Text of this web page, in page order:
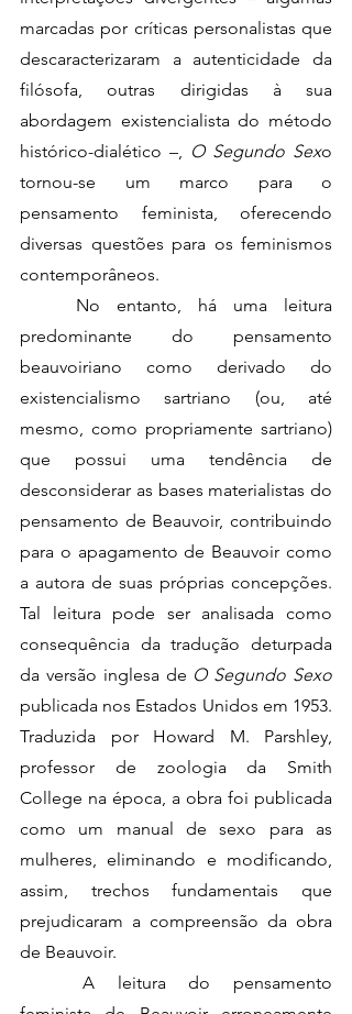
marcadas por críticas personalistas que
descaracterizaram a autenticidade da
filósofa, outras dirigidas à sua
abordagem existencialista do método
histórico-dialético –,
O Segundo Sexo
tornou-se um marco para o
pensamento feminista, oferecendo
diversas questões para os feminismos
contemporâneos.
predominante do pensamento
beauvoiriano como derivado do
existencialismo sartriano (ou, até
mesmo, como propriamente sartriano)
que possui uma tendência de
desconsiderar as bases materialistas do
pensamento de Beauvoir, contribuindo
para o apagamento de Beauvoir como
a autora de suas próprias concepções.
Tal leitura pode ser analisada como
consequência da tradução deturpada
da versão inglesa de O Segundo Sexo
publicada nos Estados Unidos em 1953.
Traduzida por Howard M. Parshley,
professor de zoologia da Smith
College na época, a obra foi publicada
como um manual de sexo para as
mulheres, eliminando e modificando,
assim, trechos fundamentais que
prejudicaram a compreensão da obra
de Beauvoir.